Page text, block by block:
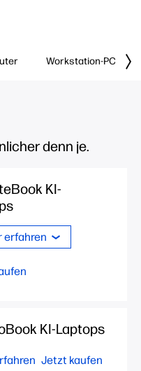
Workstation-PCs
denn je.
KI-
erfahren
KI-Laptops
Jetzt kaufen